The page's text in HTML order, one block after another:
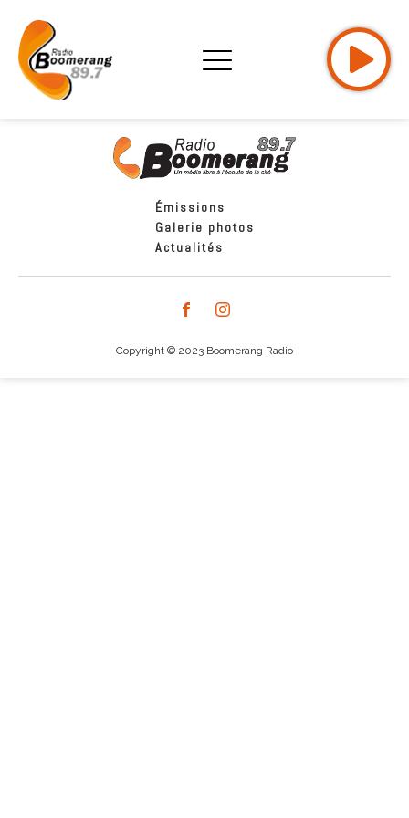
Émissions
Galerie photos
Actualités
Copyright © 2023 Boomerang Radio